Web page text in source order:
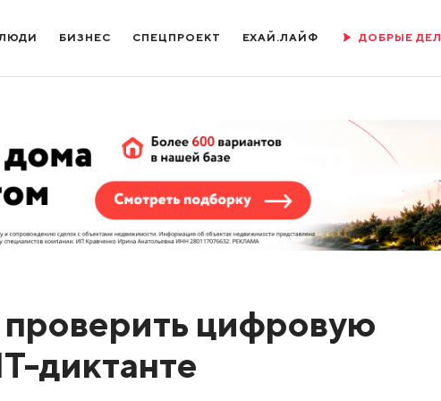
БИЗНЕС СПЕЦПРОЕКТ ЕХАЙ.ЛАЙФ ДОБРЫЕ
цифровую
диктанте